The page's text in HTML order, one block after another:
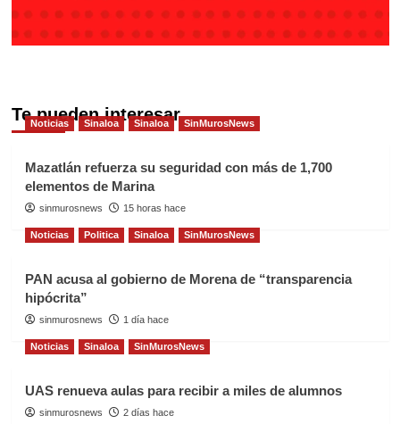
Te pueden interesar
Noticias Sinaloa Sinaloa SinMurosNews
Mazatlán refuerza su seguridad con más de 1,700
elementos de Marina
sinmurosnews 15 horas hace
Noticias Politica Sinaloa SinMurosNews
PAN acusa al gobierno de Morena de “transparencia
hipócrita”
sinmurosnews 1 día hace
Noticias Sinaloa SinMurosNews
UAS renueva aulas para recibir a miles de alumnos
sinmurosnews 2 días hace